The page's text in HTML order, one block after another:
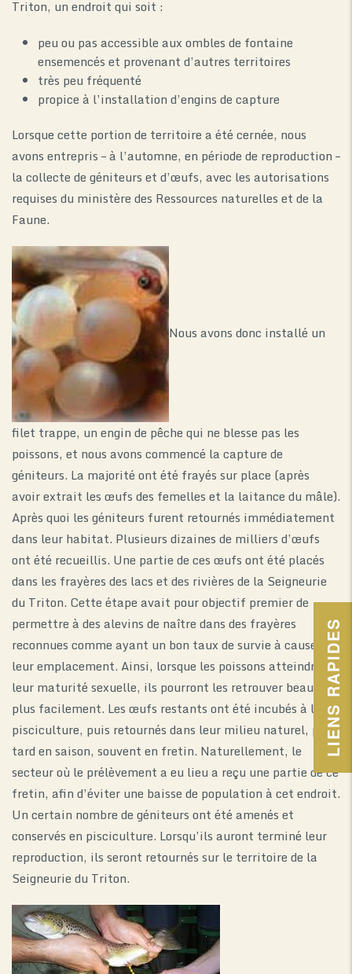
Triton, un endroit qui soit :
peu ou pas accessible aux ombles de fontaine
ensemencés et provenant d’autres territoires
très peu fréquenté
propice à l’installation d’engins de capture
Lorsque cette portion de territoire a été cernée, nous
avons entrepris – à l’automne, en période de reproduction –
la collecte de géniteurs et d’œufs, avec les autorisations
requises du ministère des Ressources naturelles et de la
Faune.
Nous avons donc installé un
filet trappe, un engin de pêche qui ne blesse pas les
poissons, et nous avons commencé la capture de
géniteurs. La majorité ont été frayés sur place (après
avoir extrait les œufs des femelles et la laitance du mâle).
Après quoi les géniteurs furent retournés immédiatement
dans leur habitat. Plusieurs dizaines de milliers d’œufs
ont été recueillis. Une partie de ces œufs ont été placés
dans les frayères des lacs et des rivières de la Seigneurie
du Triton. Cette étape avait pour objectif premier de
permettre à des alevins de naître dans des frayères
reconnues comme ayant un bon taux de survie à cause de
leur emplacement. Ainsi, lorsque les poissons atteindront
leur maturité sexuelle, ils pourront les retrouver beaucoup
plus facilement. Les œufs restants ont été incubés à la
pisciculture, puis retournés dans leur milieu naturel, plus
tard en saison, souvent en fretin. Naturellement, le
secteur où le prélèvement a eu lieu a reçu une partie de ce
fretin, afin d’éviter une baisse de population à cet endroit.
Un certain nombre de géniteurs ont été amenés et
conservés en pisciculture. Lorsqu’ils auront terminé leur
reproduction, ils seront retournés sur le territoire de la
Seigneurie du Triton.
LIENS RAPIDES